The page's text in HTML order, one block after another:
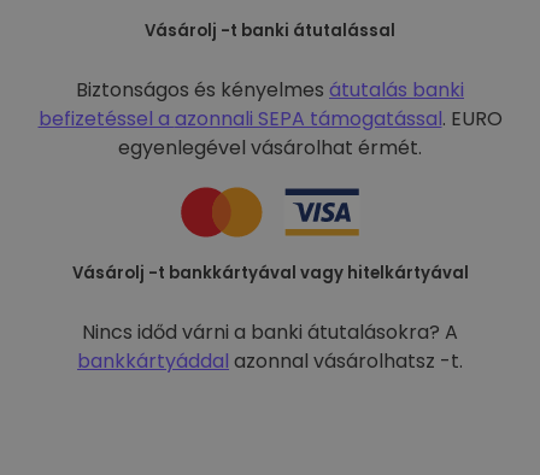
Vásárolj -t banki átutalással
Biztonságos és kényelmes átutalás banki
befizetéssel a azonnali SEPA támogatással. EURO
egyenlegével vásárolhat érmét.
Vásárolj -t bankkártyával vagy hitelkártyával
Nincs időd várni a banki átutalásokra? A
bankkártyáddal azonnal vásárolhatsz -t.